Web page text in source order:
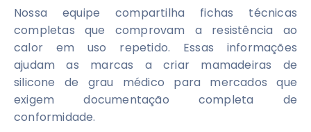
Nossa equipe compartilha fichas técnicas
completas que comprovam a resistência ao
calor em uso repetido. Essas informações
ajudam as marcas a criar mamadeiras de
silicone de grau médico para mercados que
exigem documentação completa de
conformidade.